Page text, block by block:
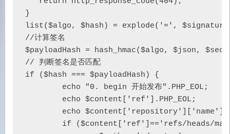
}
list($algo, $hash) = explode('=',
//计算签名
$payloadHash = hash_hmac($algo, $json,
// 判断签名是否匹配
if ($hash === $payloadHash) {
        echo "0. begin 开始发布".PHP_EOL;
        echo $content['ref'].PHP_EOL;
echo
if ($content['ref']=='refs/heads/